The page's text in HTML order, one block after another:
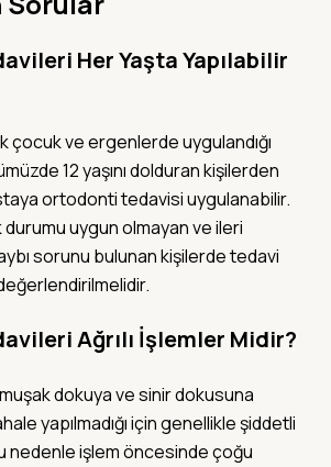
Her Yaşta Yapılabilir
çocuk ve ergenlerde uygulandığı
12 yaşını dolduran kişilerden
ortodonti tedavisi uygulanabilir.
durumu uygun olmayan ve ileri
sorunu bulunan kişilerde tedavi
Ağrılı İşlemler Midir?
dokuya ve sinir dokusuna
yapılmadığı için genellikle şiddetli
nedenle işlem öncesinde çoğu